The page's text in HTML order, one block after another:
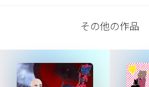
その他の作品